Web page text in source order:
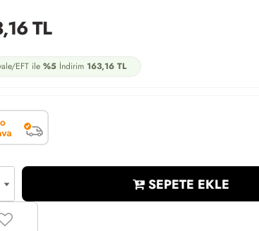
TL
EFT ile %5İndirim 163,16TL
SEPETE EKLE